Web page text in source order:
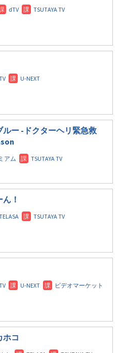
osusume-
osusume-
osusume-
osusume-
osusume-
osusume-
osusume-
ルー -ドクターヘリ緊急救
osusume-
！
osusume-
ホコ